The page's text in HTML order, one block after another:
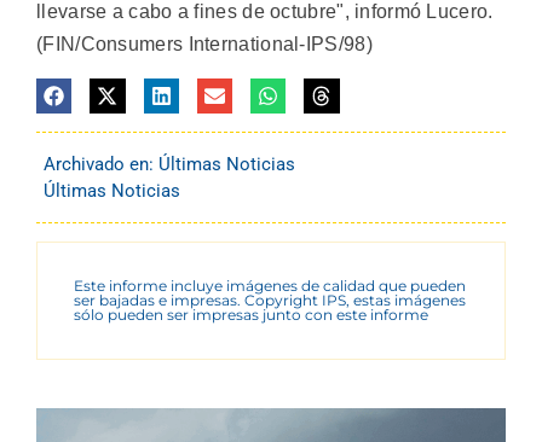
llevarse a cabo a fines de octubre", informó Lucero.
(FIN/Consumers International-IPS/98)
Archivado en: Últimas Noticias
Últimas Noticias
Este informe incluye imágenes de calidad que pueden
ser bajadas e impresas. Copyright IPS, estas imágenes
sólo pueden ser impresas junto con este informe